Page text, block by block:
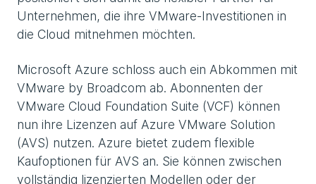
Unternehmen, die ihre VMware-Investitionen in
die Cloud mitnehmen möchten.
Microsoft Azure schloss auch ein Abkommen mit
VMware by Broadcom ab. Abonnenten der
VMware Cloud Foundation Suite (VCF) können
nun ihre Lizenzen auf Azure VMware Solution
(AVS) nutzen. Azure bietet zudem flexible
Kaufoptionen für AVS an. Sie können zwischen
vollständig lizenzierten Modellen oder der